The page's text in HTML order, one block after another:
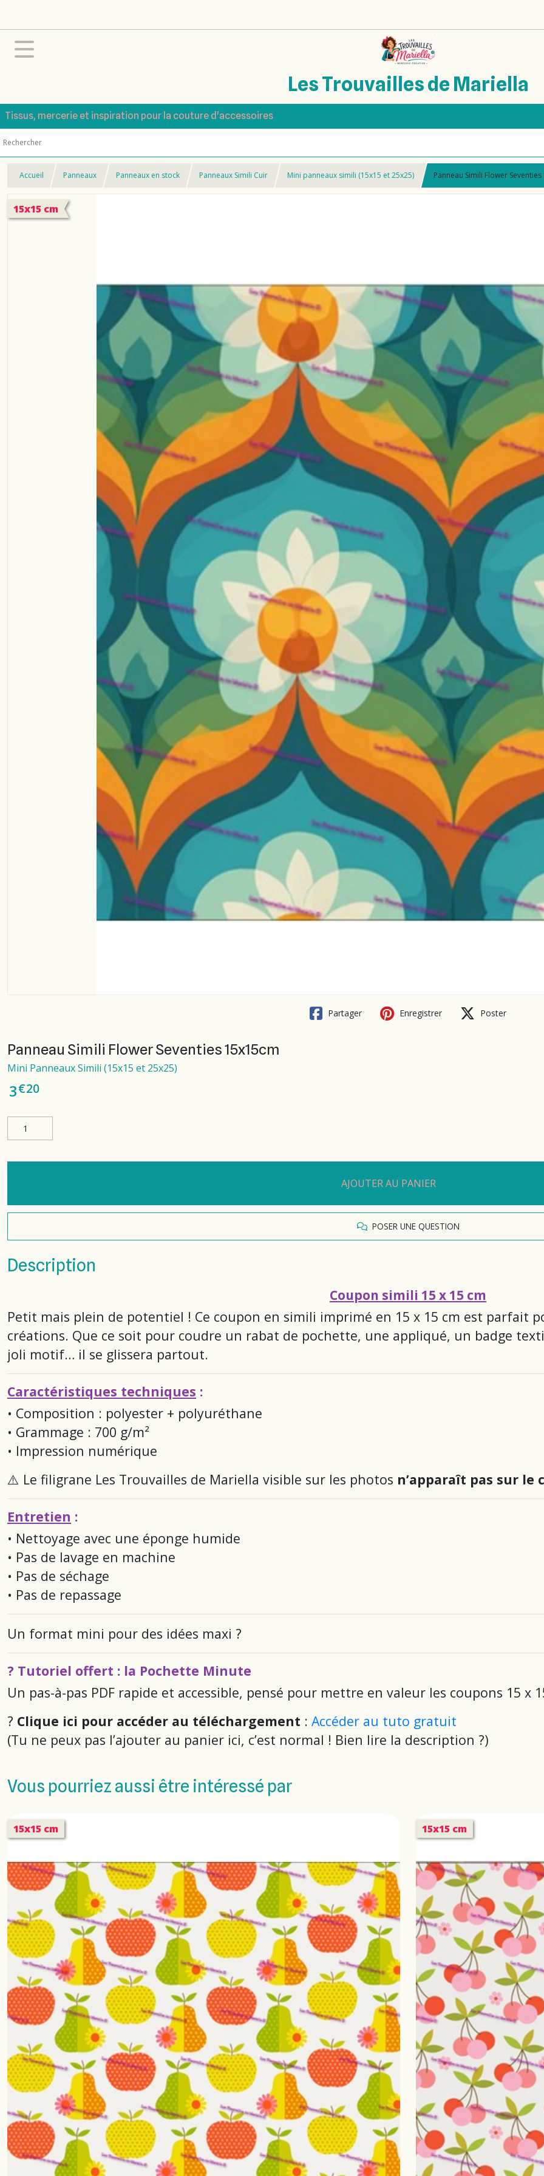
Les Trouvailles de Mariella
Tissus, mercerie et inspiration pour la couture d'accessoires
Accueil Panneaux Panneaux en stock Panneaux Simili Cuir Mini panneaux simili (15x15 et 25x25) Panneau Simili Flower
15x15 cm
Partager Enregistrer Poster
Panneau Simili Flower Seventies 15x15cm
Mini Panneaux Simili (15x15 et 25x25)
3€20
AJOUTER AU PANIER
POSER UNE QUESTION
Description
Coupon simili 15 x 15 cm
Petit mais plein de potentiel ! Ce coupon en simili imprimé en 15 x 15 cm est parfait
créations. Que ce soit pour coudre un rabat de pochette, une appliqué, un badge
joli motif… il se glissera partout.
Caractéristiques techniques :
• Composition : polyester + polyuréthane
• Grammage : 700 g/m²
• Impression numérique
⚠️ Le filigrane Les Trouvailles de Mariella visible sur les photos n’apparaît pas sur le
Entretien :
• Nettoyage avec une éponge humide
• Pas de lavage en machine
• Pas de séchage
• Pas de repassage
Un format mini pour des idées maxi ?
? Tutoriel offert : la Pochette Minute
Un pas-à-pas PDF rapide et accessible, pensé pour mettre en valeur les coupons 15 x
? Clique ici pour accéder au téléchargement : Accéder au tuto gratuit
(Tu ne peux pas l’ajouter au panier ici, c’est normal ! Bien lire la description ?)
Vous pourriez aussi être intéressé par
15x15 cm 15x15 cm